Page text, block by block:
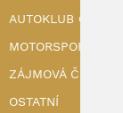
AUTOKLUB ČR
MOTORSPORT
ZÁJMOVÁ ČINNOST
OSTATNÍ